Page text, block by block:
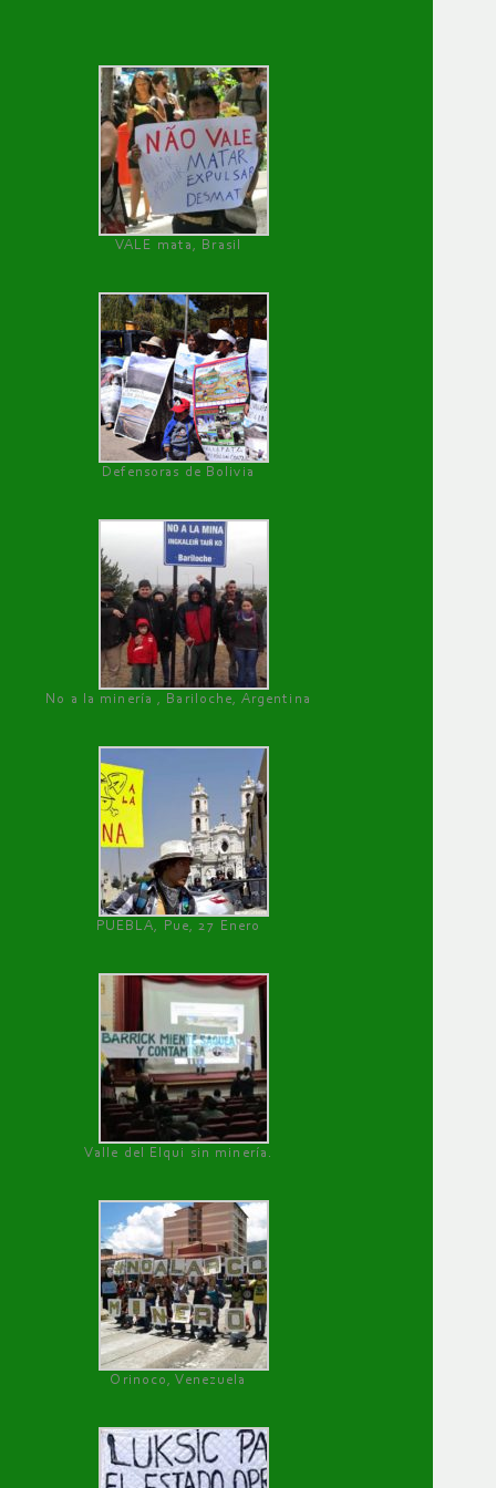
VALE mata, Brasil
Defensoras de Bolivia
No a la minería , Bariloche, Argentina
PUEBLA, Pue, 27 Enero
Valle del Elqui sin minería.
Orinoco, Venezuela